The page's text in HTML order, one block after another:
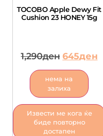
TOCOBO Apple Dewy Fit
Cushion 23 HONEY 15g
1,290ден 645ден
нема на
залиха
Извести ме кога ќе
биде повторно
достапен